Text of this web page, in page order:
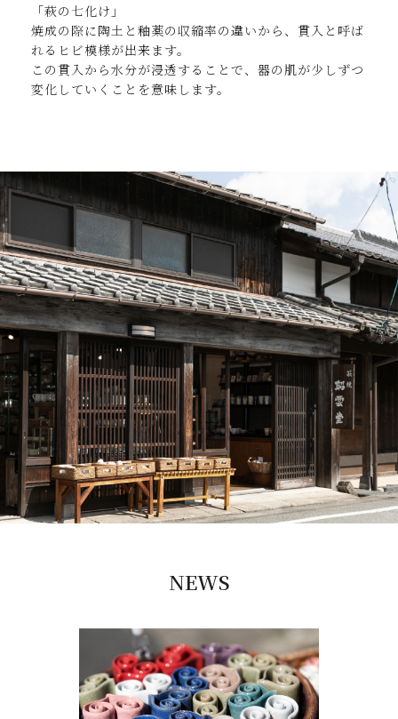
「萩の七化け」
焼成の際に陶土と釉薬の収縮率の違いから、貫入と呼ば
れるヒビ模様が出来ます。
この貫入から水分が浸透することで、器の肌が少しずつ
変化していくことを意味します。
NEWS